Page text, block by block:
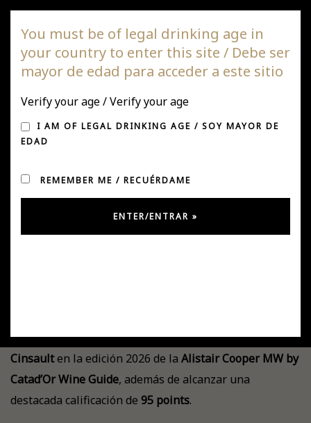
DAGAZ Wines
UNCATEGORIZED
Dagaz. SuItatino 2024fue distinguido comoMejor
Cinsaulten la edición 2026 de la Alistair Cooper MW by
Catad’Or Wine Guide, además de alcanzar una
destacada calificación de 95 points.
You must be of legal drinking age in
your country to enter this site / Debe ser
mayor de edad para acceder a este sitio
Verify your age / Verify your age
I AM OF LEGAL DRINKING AGE / SOY MAYOR DE
EDAD
REMEMBER ME / RECUÉRDAME